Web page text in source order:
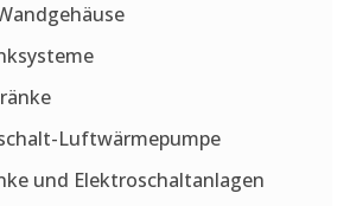
Luftwärmepumpe
und Elektroschaltanlagen